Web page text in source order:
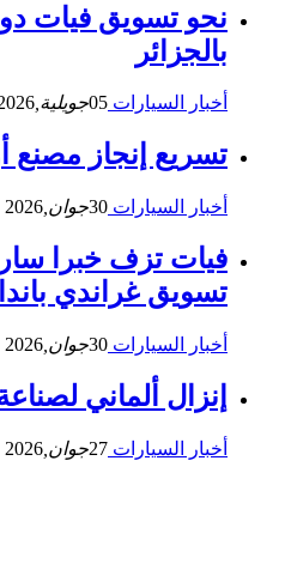
نحو تسويق فيات
بالجزائر
أخبار السيارات 05جويلية,
تسريع إنجاز مصنع
أخبار السيارات 30جوان, 2026
فيات تزف خبرا
تسويق غراندي باندا
أخبار السيارات 30جوان, 2026
إنزال ألماني
أخبار السيارات 27جوان, 2026